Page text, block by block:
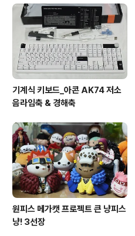
기계식 키보드_아콘 AK74 저소
음라임축 & 경해축
원피스 메가캣 프로젝트 큰 냥피스
냥! 3선장